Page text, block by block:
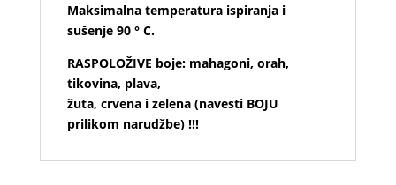
Maksimalna temperatura ispiranja i
sušenje 90 ° C.
RASPOLOŽIVE boje: mahagoni, orah,
tikovina, plava,
žuta, crvena i zelena (navesti BOJU
prilikom narudžbe) !!!